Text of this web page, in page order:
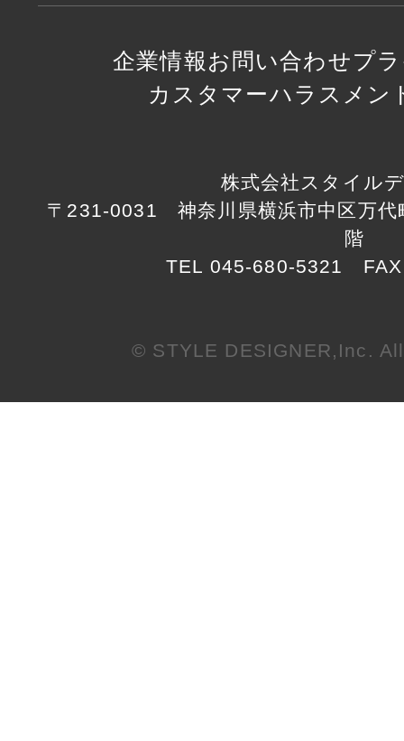
企業情報 お問い合わせプ
カスタマーハラスメン
株式会社スタイル
〒231-0031 神奈川県横浜市中区万
階
TEL 045-680-5321
© STYLE DESIGNER,Inc.